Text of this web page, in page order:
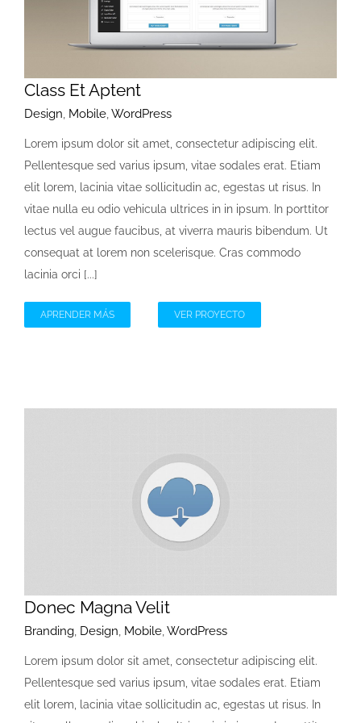
Class Et Aptent
Design, Mobile,WordPress
Lorem ipsum dolor sit amet, consectetur adipiscing elit.
Pellentesque sed varius ipsum, vitae sodales erat. Etiam
elit lorem, lacinia vitae sollicitudin ac, egestas ut risus. In
vitae nulla eu odio vehicula ultrices in in ipsum. In porttitor
lectus vel augue faucibus, at viverra mauris bibendum. Ut
consequat at lorem non scelerisque. Cras commodo
lacinia orci [...]
APRENDER MÁS VER PROYECTO
Donec Magna Velit
Branding, Design, Mobile,WordPress
Lorem ipsum dolor sit amet, consectetur adipiscing elit.
Pellentesque sed varius ipsum, vitae sodales erat. Etiam
elit lorem, lacinia vitae sollicitudin ac, egestas ut risus. In